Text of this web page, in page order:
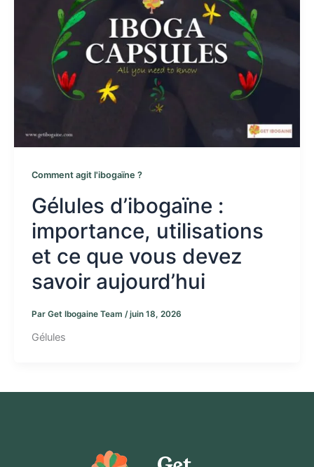
Comment agit l'ibogaïne ?
Gélules d’ibogaïne :
importance, utilisations
et ce que vous devez
savoir aujourd’hui
Par Get Ibogaine Team /juin 18, 2026
Gélules